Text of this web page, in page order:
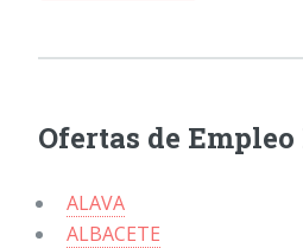
Ofertas de Empleo
ALAVA
ALBACETE